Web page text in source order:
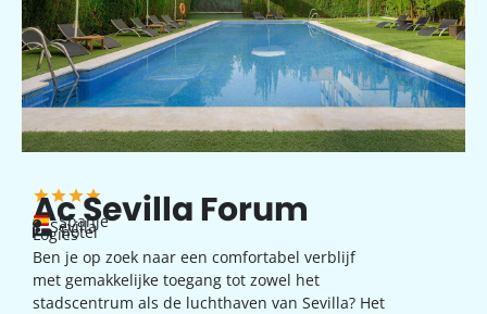
Ac Sevilla Forum
Spanje
Sevilla
hotel
Logies
Ben je op zoek naar een comfortabel verblijf
met gemakkelijke toegang tot zowel het
stadscentrum als de luchthaven van Sevilla? Het